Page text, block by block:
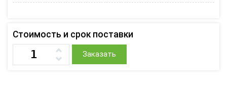
Стоимость и срок поставки
Заказать